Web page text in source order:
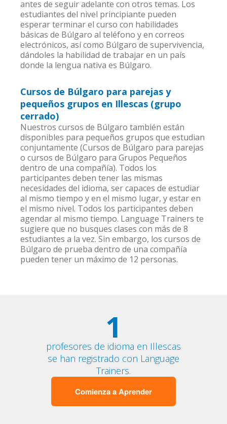
antes de seguir adelante con otros temas. Los
estudiantes del nivel principiante pueden
esperar terminar el curso con habilidades
básicas de Búlgaro al teléfono y en correos
electrónicos, así como Búlgaro de supervivencia,
dándoles la habilidad de trabajar en un país
donde la lengua nativa es Búlgaro.
Cursos de Búlgaro para parejas y
pequeños grupos en Illescas (grupo
cerrado)
Nuestros cursos de Búlgaro también están
disponibles para pequeños grupos que estudian
conjuntamente (Cursos de Búlgaro para parejas
o cursos de Búlgaro para Grupos Pequeños
dentro de una compañía). Todos los
participantes deben tener las mismas
necesidades del idioma, ser capaces de estudiar
al mismo tiempo y en el mismo lugar, y estar en
el mismo nivel. Todos los participantes deben
agendar al mismo tiempo. Language Trainers te
sugiere que no busques clases con más de 8
estudiantes a la vez. Sin embargo, los cursos de
Búlgaro de prueba dentro de una compañía
pueden tener un máximo de 12 personas.
1
profesores de idioma en Illescas
se han registrado con Language
Trainers.
Comienza a Aprender